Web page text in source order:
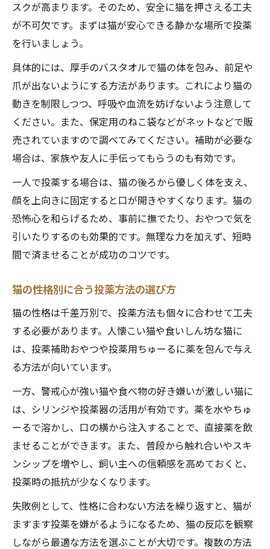
スクが高まります。そのため、安全に猫を押さえる工夫
が不可欠です。まずは猫が安心できる静かな場所で投薬
を行いましょう。
具体的には、厚手のバスタオルで猫の体を包み、前足や
爪が出ないようにする方法があります。これにより猫の
動きを制限しつつ、呼吸や血流を妨げないよう注意して
ください。また、保定用のねこ袋などがネットなどで販
売されていますので調べてみてください。補助が必要な
場合は、家族や友人に手伝ってもらうのも有効です。
一人で投薬する場合は、猫の後ろから優しく体を支え、
顔を上向きに固定すると口が開きやすくなります。猫の
恐怖心を和らげるため、事前に撫でたり、おやつで気を
引いたりするのも効果的です。無理な力を加えず、短時
間で済ませることが成功のコツです。
猫の性格別に合う投薬方法の選び方
猫の性格は千差万別で、投薬方法も個々に合わせて工夫
する必要があります。人懐こい猫や食いしん坊な猫に
は、投薬補助おやつや投薬用ちゅーるに薬を包んで与え
る方法が向いています。
一方、警戒心が強い猫や食べ物の好き嫌いが激しい猫に
は、シリンジや投薬器の活用が有効です。薬を水やちゅ
ーるで溶かし、口の横から注入することで、直接薬を飲
ませることができます。また、普段から触れ合いやスキ
ンシップを増やし、飼い主への信頼感を高めておくと、
投薬時の抵抗が少なくなります。
失敗例として、性格に合わない方法を繰り返すと、猫が
ますます投薬を嫌がるようになるため、猫の反応を観察
しながら最適な方法を選ぶことが大切です。複数の方法